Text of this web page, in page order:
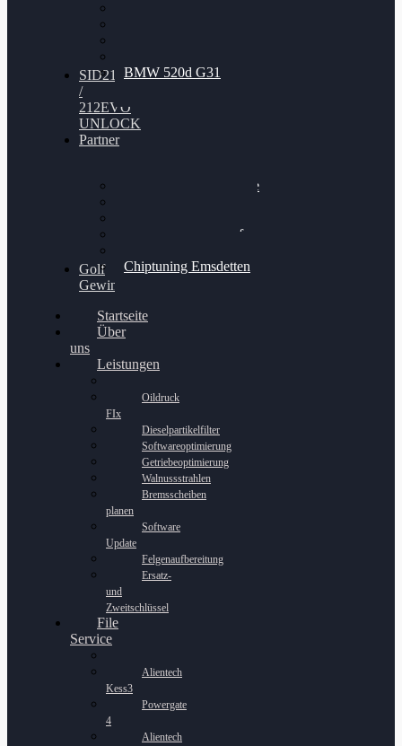
BMW 520d G31
SID212
/
212EVO
UNLOCK
Partner
Bilgenroth Performance
Chiptuning Schüttorf
Chiptuning Emsdetten
Golf
Gewinnspiel
Startseite
Über
uns
Leistungen
Oildruck
FIx
Dieselpartikelfilter
Softwareoptimierung
Getriebeoptimierung
Walnussstrahlen
Bremsscheiben
planen
Software
Update
Felgenaufbereitung
Ersatz-
und
Zweitschlüssel
File
Service
Alientech
Kess3
Powergate
4
Alientech